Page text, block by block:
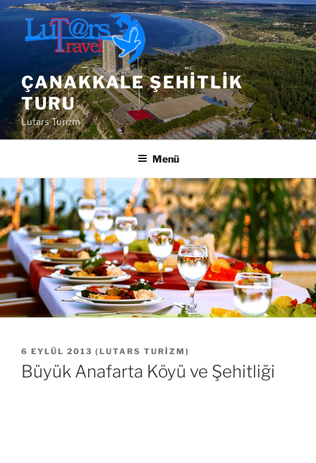
İçeriğe
geç
ÇANAKKALE ŞEHITLIK
TURU
Lutars Turizm
Menü
YAYIM
TARIHI
6 EYLÜL 2013 ( LUTARS TURIZM )
Büyük Anafarta Köyü ve Şehitliği